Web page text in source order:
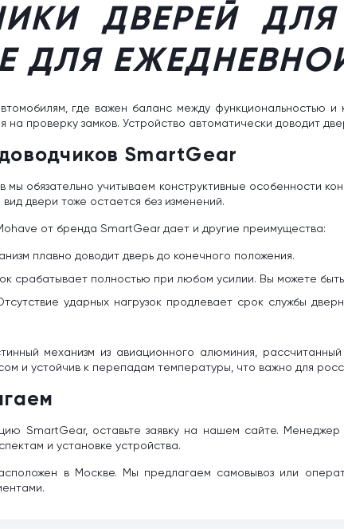
ДВЕРЕЙ ДЛЯ
ДЛЯ
где важен баланс между функциональностью
на проверку замков. Устройство автоматически доводит
SmartGear
мы обязательно учитываем конструктивные особенности
двери тоже остается без изменений.
от бренда SmartGear дает и другие преимущества:
плавно доводит дверь до конечного положения.
срабатывает полностью при любом усилии. Вы можете
ударных нагрузок продлевает срок службы
механизм из авиационного алюминия,
и устойчив к перепадам температуры, что важно для
SmartGear, оставьте заявку на нашем сайте.
и установке устройства.
в Москве. Мы предлагаем самовывоз или